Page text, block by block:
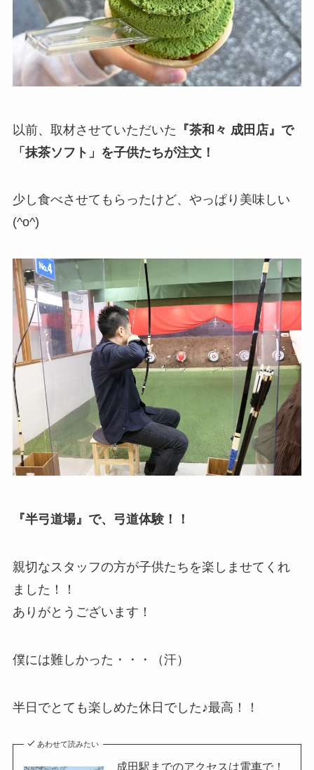
以前、取材させていただいた 『茶和々 成田店』で
「抹茶ソフト」を子供たちが注文！
少し食べさせてもらったけど、やっぱり美味しい
(^o^)
『半弓道場』で、弓道体験！！
親切なスタッフの方が子供たちを楽しませてくれ
ました！！
ありがとうございます！
僕には難しかった・・・（汗）
半日でとても楽しめた休日でした♪最高！！
あわせて読みたい
成田駅までのアクセスは電車で！